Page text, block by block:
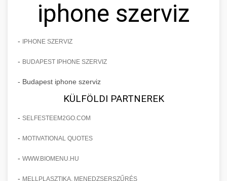
iphone szerviz
- IPHONE SZERVIZ
- BUDAPEST IPHONE SZERVIZ
- Budapest iphone szerviz
KÜLFÖLDI PARTNEREK
- SELFESTEEM2GO.COM
- MOTIVATIONAL QUOTES
- WWW.BIOMENU.HU
- MELLPLASZTIKA, MENEDZSERSZŰRÉS